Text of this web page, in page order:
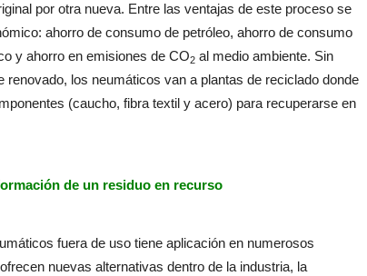
por otra nueva. Entre las ventajas de este proceso se
ahorro de consumo de petróleo, ahorro de consumo
y ahorro en emisiones de CO2 al medio ambiente. Sin
renovado, los neumáticos van a plantas de reciclado donde
(caucho, fibra textil y acero) para recuperarse en
de un residuo en recurso
fuera de uso tiene aplicación en numerosos
nuevas alternativas dentro de la industria, la